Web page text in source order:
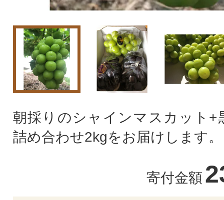
朝採りのシャインマスカット+
詰め合わせ2kgをお届けします。
寄付金額